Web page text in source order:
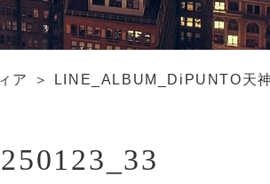
ア ＞ LINE_ALBUM_DiPUNTO天